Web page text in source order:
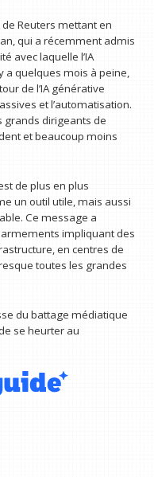
Reuters mettant en
qui a récemment admis
avec laquelle l’IA
a quelques mois à peine,
de l’IA générative
et l’automatisation.
grands dirigeants de
et beaucoup moins
de plus en plus
un outil utile, mais aussi
Ce message a
impliquant des
en centres de
toutes les grandes
du battage médiatique
se heurter au